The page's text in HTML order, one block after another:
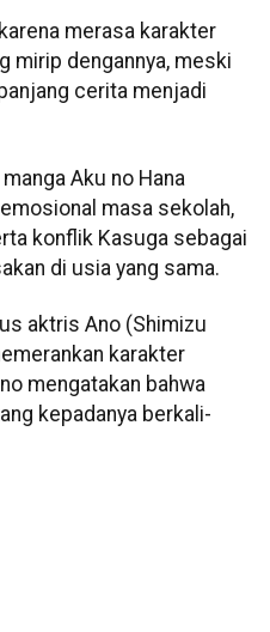
merasa karakter
mirip dengannya, meski
cerita menjadi
Aku no Hana
masa sekolah,
konflik Kasuga sebagai
di usia yang sama.
aktris Ano (Shimizu
karakter
mengatakan bahwa
kepadanya berkali-